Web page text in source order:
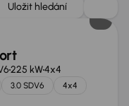
Uložit hledání
225 kW4x4
3.0 SDV6
4x4